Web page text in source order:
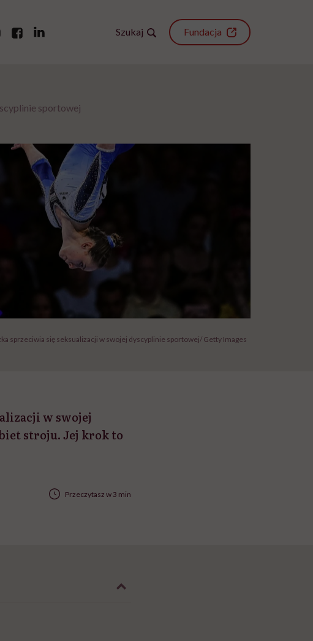
Szukaj Fundacja
sportowej
sprzeciwia się seksualizacji w swojej dyscyplinie sportowej/ Getty Images
w swojej
stroju. Jej krok to
Przeczytasz w 3 min